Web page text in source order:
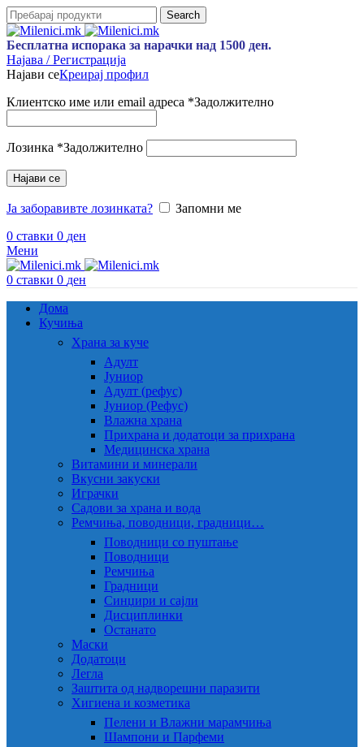
Search
Бесплатна испорака за нарачки над 1500 ден.
Најава / Регистрација
Најави сеКреирај профил
Клиентско име или email адреса *Задолжително
Лозинка *Задолжително
Најави се
Ја заборавивте лозинката?
Запомни ме
0 ставки 0 ден
Мени
0 ставки 0 ден
Дома
Кучиња
Храна за куче
Адулт
Јуниор
Адулт (рефус)
Јуниор (Рефус)
Влажна храна
Прихрана и додатоци за прихрана
Медицинска храна
Витамини и минерали
Вкусни закуски
Играчки
Садови за храна и вода
Ремчиња, поводници, градници…
Поводници со пуштање
Поводници
Ремчиња
Градници
Синџири и сајли
Дисциплинки
Останато
Маски
Додатоци
Легла
Заштита од надворешни паразити
Хигиена и козметика
Пелени и Влажни марамчиња
Шампони и Парфеми